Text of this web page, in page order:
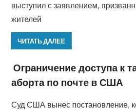
выступил с заявлением,
жителей
ЧИТАТЬ ДАЛЕЕ
Ограничение доступа к
аборта по почте в США
Суд США вынес постановление,